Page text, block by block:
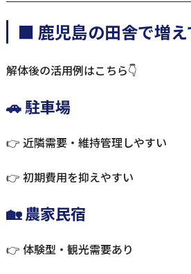
■ 鹿児島の田舎で増
解体後の活用例はこちら👇
🚗 駐車場
👉 近隣需要・維持管理しやすい
👉 初期費用を抑えやすい
🏡 農家民宿
👉 体験型・観光需要あり